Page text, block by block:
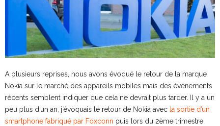
A plusieurs reprises, nous avons évoqué le retour de la marque
Nokia sur le marché des appareils mobiles mais des événements
récents semblent indiquer que cela ne devrait plus tarder. Il y a un
peu plus d’un an, j’évoquais le retour de Nokia avec la sortie d’un
smartphone fabriqué par Foxconn puis lors du 2ème trimestre,